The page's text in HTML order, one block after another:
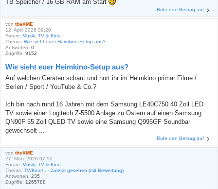
TB Speicher / 16 GB RAM am Start
Rufe den Beitrag auf
von theXME
12. April 2026 09:20
Forum: Musik, TV & Kino
Thema: Wie sieht euer Heimkino-Setup aus?
Antworten: 0
Zugriffe: 9152
Wie sieht euer Heimkino-Setup aus?
Auf welchen Geräten schaut und hört ihr im Heimkino primär Filme /
Serien / Sport / YouTube & Co.?
Ich bin nach rund 16 Jahren mit dem Samsung LE40C750 40 Zoll LED
TV sowie einer Logitech Z-5500 Anlage zu Ostern auf einen Samsung
QN90F 55 Zoll QLED TV sowie eine Samsung Q995GF Soundbar
gewechselt ...
Rufe den Beitrag auf
von theXME
27. März 2026 07:50
Forum: Musik, TV & Kino
Thema: TV/Kino/.. - Zuletzt gesehen (mit Bewertung)
Antworten: 235
Zugriffe: 1265788